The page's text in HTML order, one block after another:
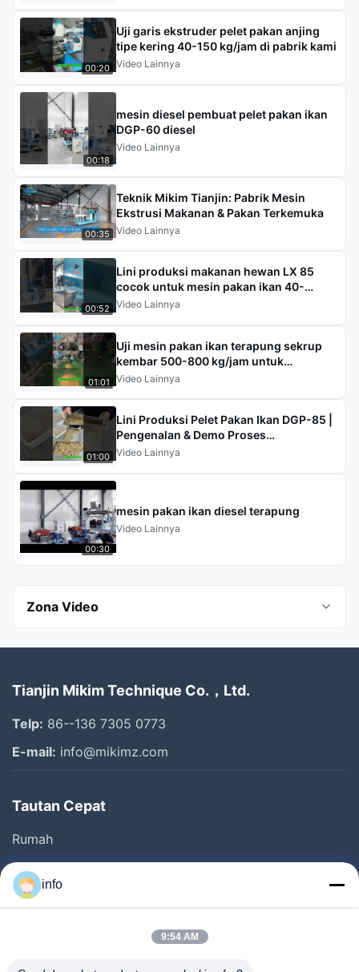
00:20
Uji garis ekstruder pelet pakan anjing
tipe kering 40-150 kg/jam di pabrik kami
Video Lainnya
00:18
mesin diesel pembuat pelet pakan ikan
DGP-60 diesel
Video Lainnya
00:35
Teknik Mikim Tianjin: Pabrik Mesin
Ekstrusi Makanan & Pakan Terkemuka
Video Lainnya
00:52
Lini produksi makanan hewan LX 85
cocok untuk mesin pakan ikan 40-
300kg/jam
Video Lainnya
01:01
Uji mesin pakan ikan terapung sekrup
kembar 500-800 kg/jam untuk
pelanggan Kamerun
Video Lainnya
01:00
Lini Produksi Pelet Pakan Ikan DGP-85 |
Pengenalan & Demo Proses
Lengkap#lini produksi pakan ikan
Video Lainnya
00:30
mesin pakan ikan diesel terapung
Video Lainnya
Zona Video
Mesin makanan hewan peliharaan
Mesin bar sereal
Mesin Perawatan Hewan Peliharaan
Mesin perawatan anjing
Mesin Bar Granola
Tianjin Mikim Technique Co.，Ltd.
Telp: 86--136 7305 0773
E-mail: info@mikimz.com
Tautan Cepat
Rumah
Produk
Pertunjukan VR
info
9:54 AM